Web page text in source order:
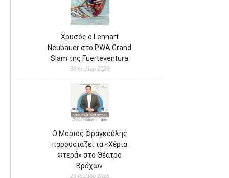
Χρυσός ο Lennart
Neubauer στο PWA Grand
Slam της Fuerteventura
30 Ιουλίου 2026
Ο Μάριος Φραγκούλης
παρουσιάζει τα «Χέρια
Φτερά» στο Θέατρο
Βράχων
29 Ιουλίου 2026